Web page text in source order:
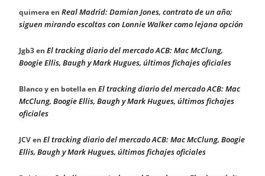
quimeraen Real Madrid: Damian Jones, contrato de un año;
siguen mirando escoltas con Lonnie Walker como lejana opción
Jgb3en El tracking diario del mercado ACB: Mac McClung,
Boogie Ellis, Baugh y Mark Hugues, últimos fichajes oficiales
Blanco y en botellaen El tracking diario del mercado ACB: Mac
McClung, Boogie Ellis, Baugh y Mark Hugues, últimos fichajes
oficiales
JCVen El tracking diario del mercado ACB: Mac McClung, Boogie
Ellis, Baugh y Mark Hugues, últimos fichajes oficiales